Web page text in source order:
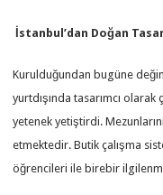
İstanbul’dan Doğan
Kurulduğundan bugüne
yurtdışında tasarımcı
yetenek yetiştirdi.
etmektedir. Butik çalışma
öğrencileri ile birebir